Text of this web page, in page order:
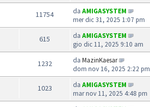
11754 da AMIGASYSTEM
mer dic 31, 2025 1:07 pm
615 da AMIGASYSTEM
gio dic 11, 2025 9:10 am
1232 da MazinKaesar
dom nov 16, 2025 2:22 pm
1023 da AMIGASYSTEM
mar nov 11, 2025 4:48 pm